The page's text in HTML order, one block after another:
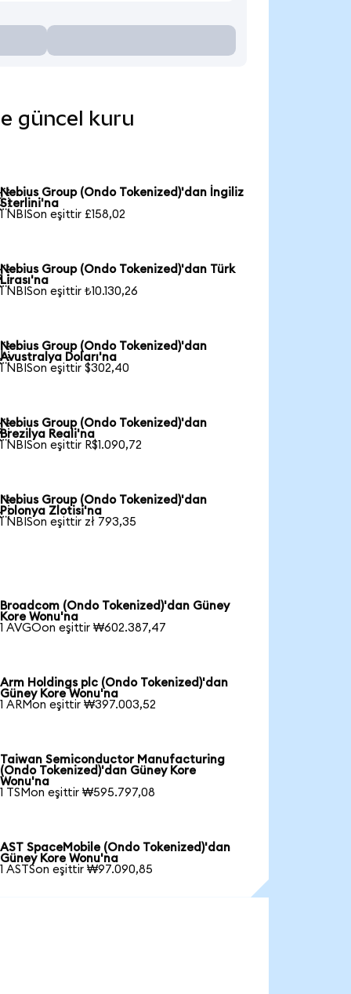
güncel kuru
Nebius Group (Ondo Tokenized)'dan İngiliz
Sterlini'na
1 NBISon eşittir £158,02
Nebius Group (Ondo Tokenized)'dan Türk
Lirası'na
1 NBISon eşittir ₺10.130,26
Nebius Group (Ondo Tokenized)'dan
Avustralya Doları'na
1 NBISon eşittir $302,40
Nebius Group (Ondo Tokenized)'dan
Brezilya Reali'na
1 NBISon eşittir R$1.090,72
Nebius Group (Ondo Tokenized)'dan
Polonya Zlotisi'na
1 NBISon eşittir zł 793,35
Broadcom (Ondo Tokenized)'dan Güney
Kore Wonu'na
1 AVGOon eşittir ₩602.387,47
Arm Holdings plc (Ondo Tokenized)'dan
Güney Kore Wonu'na
1 ARMon eşittir ₩397.003,52
Taiwan Semiconductor Manufacturing
(Ondo Tokenized)'dan Güney Kore
Wonu'na
1 TSMon eşittir ₩595.797,08
AST SpaceMobile (Ondo Tokenized)'dan
Güney Kore Wonu'na
1 ASTSon eşittir ₩97.090,85